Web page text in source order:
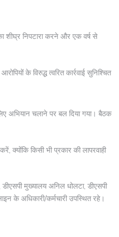
शीघ्र निपटारा करने और एक वर्ष से
के विरुद्ध त्वरित कार्रवाई सुनिश्चित
अभियान चलाने पर बल दिया गया। बैठक
क्योंकि किसी भी प्रकार की लापरवाही
मुख्यालय अनिल धोलटा, डीएसपी
के अधिकारी/कर्मचारी उपस्थित रहे।